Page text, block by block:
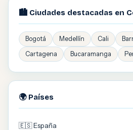
🏙️ Ciudades destacadas en
Bogotá Medellín Cali
Cartagena
Bucaramanga
🌍 Países
🇪🇸 España